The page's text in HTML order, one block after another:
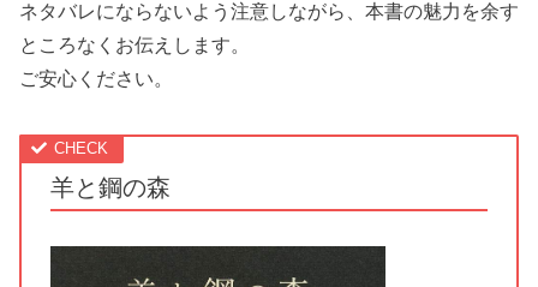
ネタバレにならないよう注意しながら、本書の魅力を余す
ところなくお伝えします。
ご安心ください。
羊と鋼の森